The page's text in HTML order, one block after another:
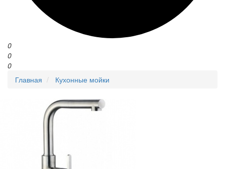
0
0
0
Главная
Кухонные мойки